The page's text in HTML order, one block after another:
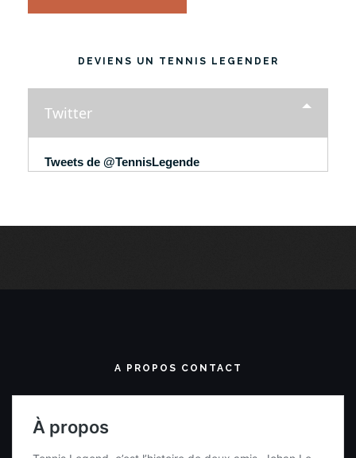
DEVIENS UN TENNIS LEGENDER
Twitter
Tweets de @TennisLegende
A PROPOS CONTACT